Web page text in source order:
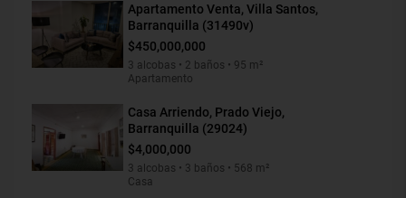
Apartamento Venta, Villa Santos,
Barranquilla (31490v)
$450,000,000
3 alcobas • 2 baños • 95 m²
Apartamento
Casa Arriendo, Prado Viejo,
Barranquilla (29024)
$4,000,000
3 alcobas • 3 baños • 568 m²
Casa